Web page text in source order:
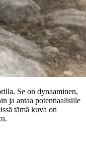
Se on dynaaminen,
ja antaa potentiaalisille
tämä kuva on